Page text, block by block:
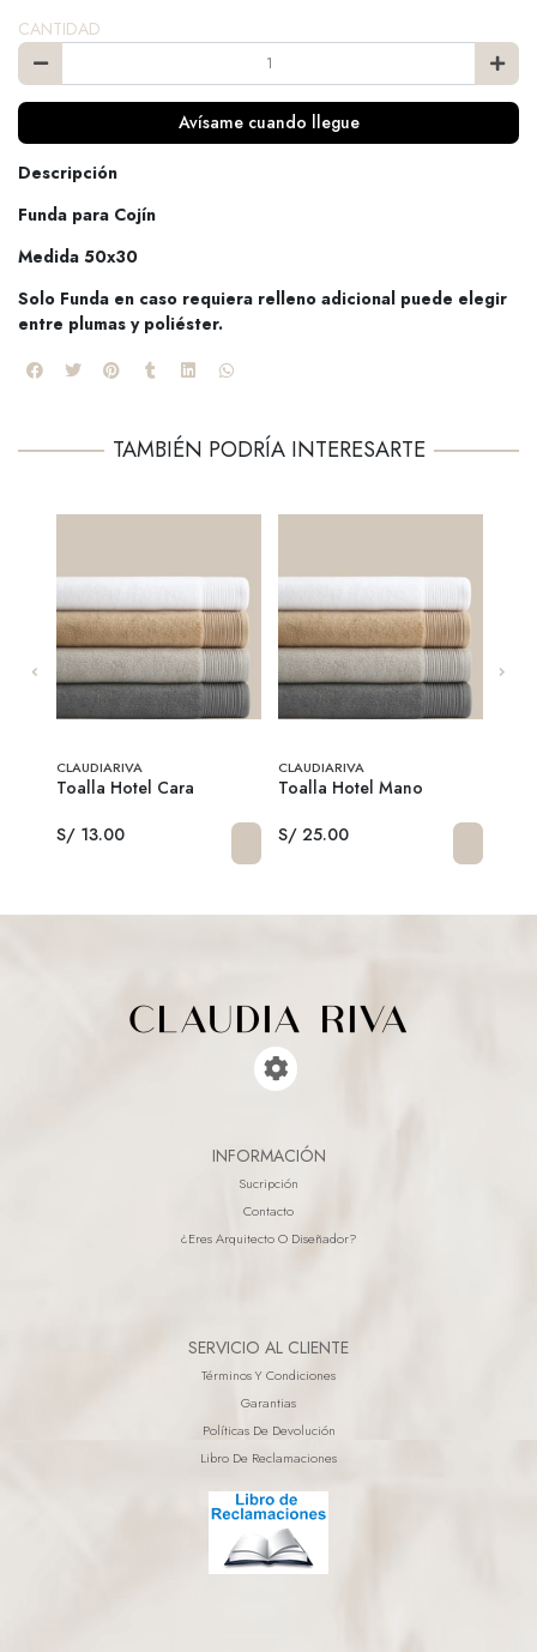
CANTIDAD
Avísame cuando llegue
Descripción
Funda para Cojín
Medida 50x30
Solo Funda en caso requiera relleno adicional puede elegir
entre plumas y poliéster.
TAMBIÉN PODRÍA INTERESARTE
CLAUDIARIVA
Toalla Hotel Cara
S/ 13.00
CLAUDIARIVA
Toalla Hotel Mano
S/ 25.00
INFORMACIÓN
Sucripción
Contacto
¿eres Arquitecto O Diseñador?
SERVICIO AL CLIENTE
Términos Y Condiciones
Garantias
Políticas De Devolución
Libro De Reclamaciones